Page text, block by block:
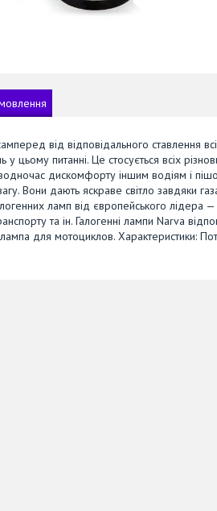
від відповідального ставлення
цьому питанні. Це стосується всіх
дискомфорту іншим водіям і
Вони дають яскраве світло завдяки
ламп від європейського лідера —
та ін. Галогенні лампи Narva
для мотоциклов. Характеристики: